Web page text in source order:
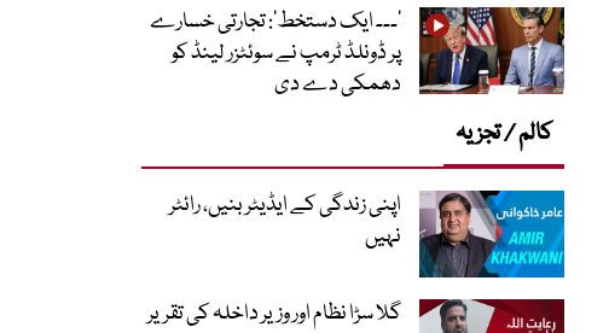
’۔۔۔ ایک دستخط‘: تجارتی خسارے
پر ڈونلڈ ٹرمپ نے سوئٹزر لینڈ کو
دھمکی دے دی
کالم / تجزیہ
اپنی زندگی کے ایڈیٹر بنیں، رائٹر
نہیں
گلا سڑا نظام اور وزیر داخلہ کی تقریر